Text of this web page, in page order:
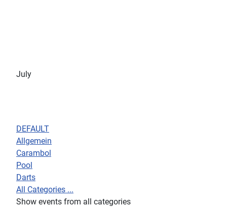
July
DEFAULT
Allgemein
Carambol
Pool
Darts
All Categories ...
Show events from all categories